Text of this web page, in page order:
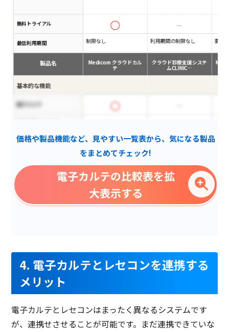
無料トライアル
最低利用期間
製品名
基本的な機能
電子カルテ
診療システム切替
処置行為自動学習
院内連絡
制限なし
Medicom クラウドカル
テ
利用期間の制限なし
クラウド診療支援システ
ムCLINIC…
要相
価格や製品機能など、見やすい一覧表から、気になる製品
をまとめてチェック!
電子カルテの比較表を拡
大表示する
4. 電子カルテとレセコンを連携する
メリット
電子カルテとレセコンはまったく異なるシステムです
が、連携せさせることが可能です。まだ連携できていな